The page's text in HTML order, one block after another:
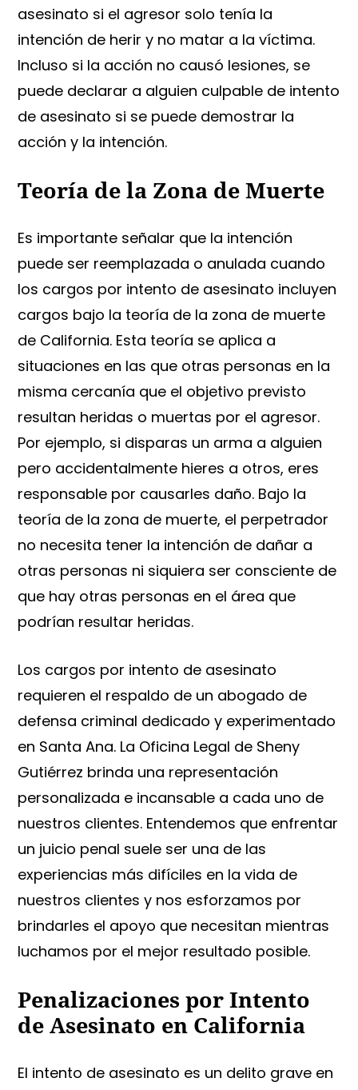
asesinato si el agresor solo tenía la
intención de herir y no matar a la víctima.
Incluso si la acción no causó lesiones, se
puede declarar a alguien culpable de intento
de asesinato si se puede demostrar la
acción y la intención.
Teoría de la Zona de Muerte
Es importante señalar que la intención
puede ser reemplazada o anulada cuando
los cargos por intento de asesinato incluyen
cargos bajo la teoría de la zona de muerte
de California. Esta teoría se aplica a
situaciones en las que otras personas en la
misma cercanía que el objetivo previsto
resultan heridas o muertas por el agresor.
Por ejemplo, si disparas un arma a alguien
pero accidentalmente hieres a otros, eres
responsable por causarles daño. Bajo la
teoría de la zona de muerte, el perpetrador
no necesita tener la intención de dañar a
otras personas ni siquiera ser consciente de
que hay otras personas en el área que
podrían resultar heridas.
Los cargos por intento de asesinato
requieren el respaldo de un abogado de
defensa criminal dedicado y experimentado
en Santa Ana. La Oficina Legal de Sheny
Gutiérrez brinda una representación
personalizada e incansable a cada uno de
nuestros clientes. Entendemos que enfrentar
un juicio penal suele ser una de las
experiencias más difíciles en la vida de
nuestros clientes y nos esforzamos por
brindarles el apoyo que necesitan mientras
luchamos por el mejor resultado posible.
Penalizaciones por Intento
de Asesinato en California
El intento de asesinato es un delito grave en